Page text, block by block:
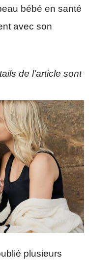
bébé en santé
avec son
de l’article sont
plusieurs